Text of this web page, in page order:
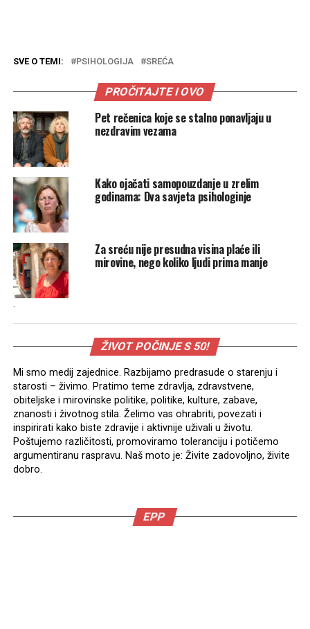
SVE O TEMI: PSIHOLOGIJA SREĆA
PROČITAJTE I OVO
Pet rečenica koje se stalno ponavljaju u
nezdravim vezama
Kako ojačati samopouzdanje u zrelim
godinama: Dva savjeta psihologinje
Za sreću nije presudna visina plaće ili
mirovine, nego koliko ljudi prima manje
.
ŽIVOT POČINJE S 50!
Mi smo medij zajednice. Razbijamo predrasude o starenju i
starosti – živimo. Pratimo teme zdravlja, zdravstvene,
obiteljske i mirovinske politike, politike, kulture, zabave,
znanosti i životnog stila. Želimo vas ohrabriti, povezati i
inspirirati kako biste zdravije i aktivnije uživali u životu.
Poštujemo različitosti, promoviramo toleranciju i potičemo
argumentiranu raspravu. Naš moto je: Živite zadovoljno, živite
dobro.
EPP